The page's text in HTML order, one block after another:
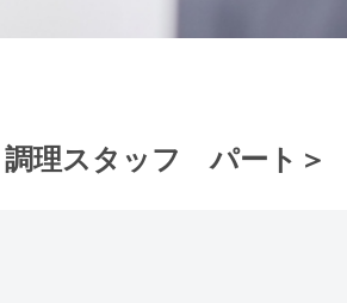
理スタッフ パート＞